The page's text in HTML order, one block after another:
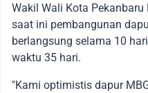
Wakil Wali Kota
saat ini pembangunan
berlangsung selama 10
waktu 35 hari.
"Kami optimistis dapur